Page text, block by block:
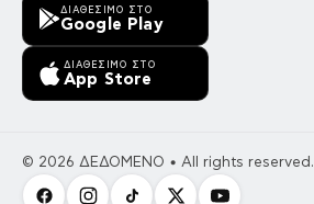
ΔΙΑΘΈΣΙΜΟ ΣΤΟ
Google Play
ΔΙΑΘΈΣΙΜΟ ΣΤΟ
App Store
© 2026 ΔΕΔΟΜΕΝΟ • All rights reserved.